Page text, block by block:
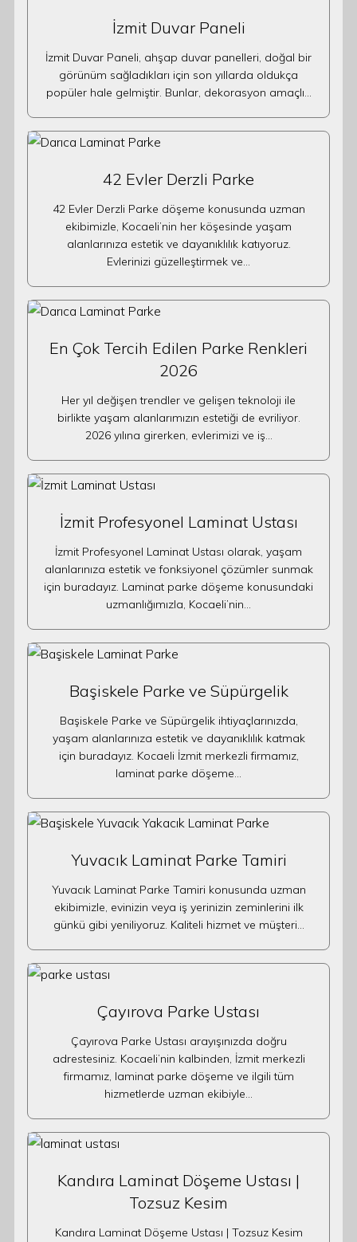
İzmit Duvar Paneli
İzmit Duvar Paneli, ahşap duvar panelleri, doğal bir
görünüm sağladıkları için son yıllarda oldukça
popüler hale gelmiştir. Bunlar, dekorasyon amaçlı…
42 Evler Derzli Parke
42 Evler Derzli Parke döşeme konusunda uzman
ekibimizle, Kocaeli’nin her köşesinde yaşam
alanlarınıza estetik ve dayanıklılık katıyoruz.
Evlerinizi güzelleştirmek ve…
En Çok Tercih Edilen Parke Renkleri
2026
Her yıl değişen trendler ve gelişen teknoloji ile
birlikte yaşam alanlarımızın estetiği de evriliyor.
2026 yılına girerken, evlerimizi ve iş…
İzmit Profesyonel Laminat Ustası
İzmit Profesyonel Laminat Ustası olarak, yaşam
alanlarınıza estetik ve fonksiyonel çözümler sunmak
için buradayız. Laminat parke döşeme konusundaki
uzmanlığımızla, Kocaeli’nin…
Başiskele Parke ve Süpürgelik
Başiskele Parke ve Süpürgelik ihtiyaçlarınızda,
yaşam alanlarınıza estetik ve dayanıklılık katmak
için buradayız. Kocaeli İzmit merkezli firmamız,
laminat parke döşeme…
Yuvacık Laminat Parke Tamiri
Yuvacık Laminat Parke Tamiri konusunda uzman
ekibimizle, evinizin veya iş yerinizin zeminlerini ilk
günkü gibi yeniliyoruz. Kaliteli hizmet ve müşteri…
Çayırova Parke Ustası
Çayırova Parke Ustası arayışınızda doğru
adrestesiniz. Kocaeli’nin kalbinden, İzmit merkezli
firmamız, laminat parke döşeme ve ilgili tüm
hizmetlerde uzman ekibiyle…
Kandıra Laminat Döşeme Ustası |
Tozsuz Kesim
Kandıra Laminat Döşeme Ustası | Tozsuz Kesim